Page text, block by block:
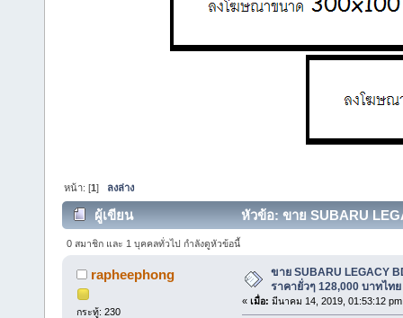
หน้า: [1] ลงล่าง
ผู้เขียน
หัวข้อ: ขาย SUBARU
ครั้ง)
0 สมาชิก และ 1 บุคคลทั่วไป กำลังดูหัวข้อนี้
rapheephong
กระทู้: 230
ขาย SUBARU LEGACY
ราคายั่วๆ 128,000 บาทไทย
« เมื่อ: มีนาคม 14, 2019, 01:53:12